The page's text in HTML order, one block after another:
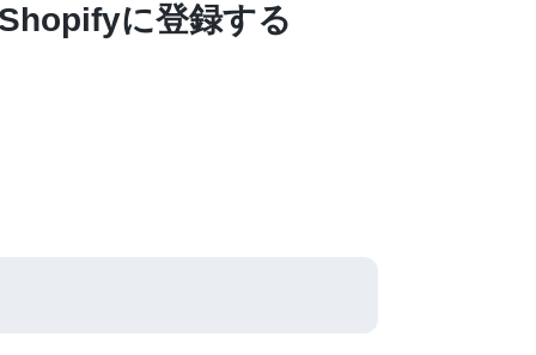
に登録する